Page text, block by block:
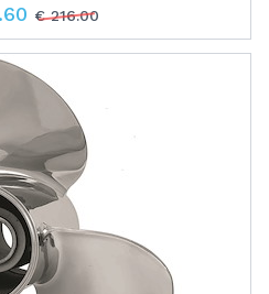
€ 216.00